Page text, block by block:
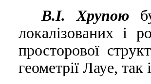
В.I. Хрупою
локалiзованих i
просторової
геометрiї Лауе, так